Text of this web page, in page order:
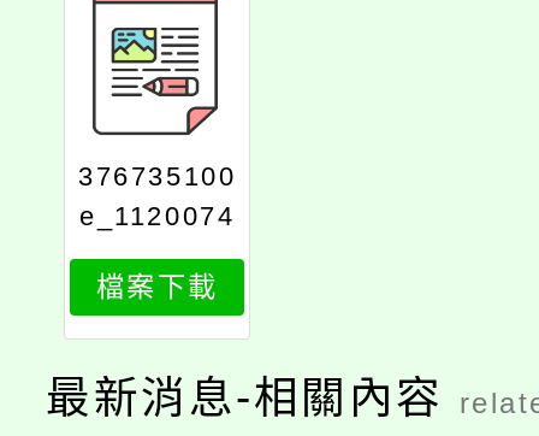
376735100
e_1120074
597_attach
1
檔案下載
最新消息-相關內容